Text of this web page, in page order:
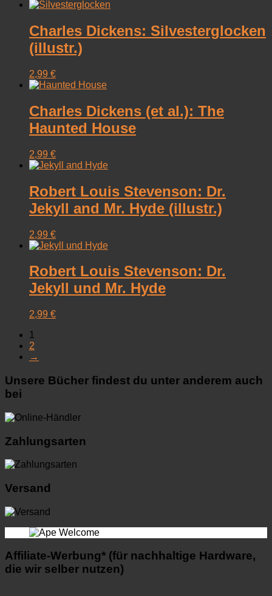
Charles Dickens: Silvesterglocken
(illustr.)
2,99 €
Charles Dickens (et al.): The
Haunted House
2,99 €
Robert Louis Stevenson: Dr.
Jekyll and Mr. Hyde (illustr.)
2,99 €
Robert Louis Stevenson: Dr.
Jekyll und Mr. Hyde
2,99 €
1
2
→
Unsere Bücher findest du unter anderem auch
bei
Zahlungsarten
Versand
Affiliate-Werbung* (für nachhaltige Hardware,
die wir selber nutzen)